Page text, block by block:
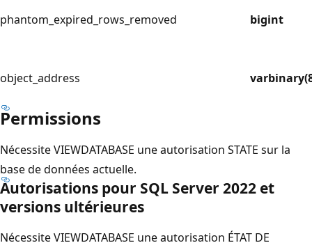
phantom_expired_rows_removed bigint
object_address
Permissions
Nécessite VIEWDATABASE une autorisation STATE sur la
base de données actuelle.
Autorisations pour SQL Server 2022 et
versions ultérieures
Nécessite VIEWDATABASE une autorisation ÉTAT DE